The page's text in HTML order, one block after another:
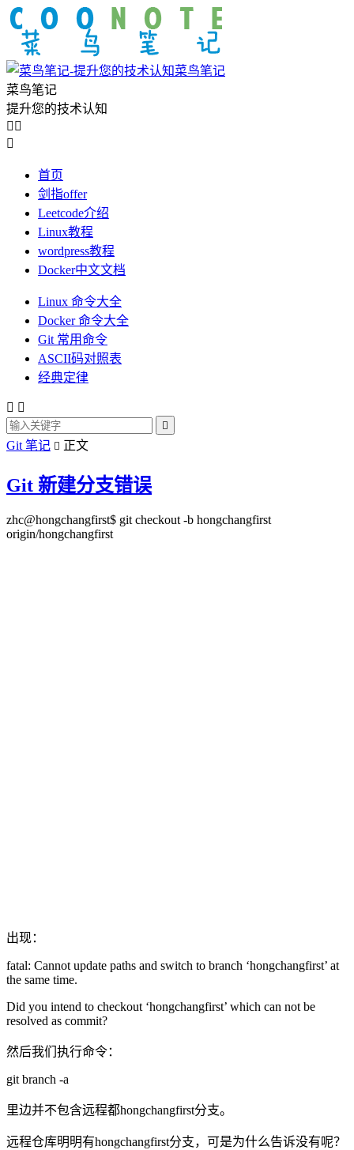
菜鸟笔记
菜鸟笔记
提升您的技术认知
 

首页
剑指offer
Leetcode介绍
Linux教程
wordpress教程
Docker中文文档
Linux 命令大全
Docker 命令大全
Git 常用命令
ASCII码对照表
经典定律
 

Git 笔记  正文
Git 新建分支错误
zhc@hongchangfirst$ git checkout -b hongchangfirst
origin/hongchangfirst
出现：
fatal: Cannot update paths and switch to branch ‘hongchangfirst’ at
the same time.
Did you intend to checkout ‘hongchangfirst’ which can not be
resolved as commit?
然后我们执行命令：
git branch -a
里边并不包含远程都hongchangfirst分支。
远程仓库明明有hongchangfirst分支，可是为什么告诉没有呢？